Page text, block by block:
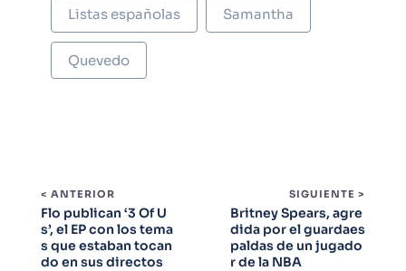
Listas españolas Samantha
Quevedo
< ANTERIOR
Flo publican ‘3 Of U
s’, el EP con los tema
s que estaban tocan
do en sus directos
SIGUIENTE >
Britney Spears, agre
dida por el guardaes
paldas de un jugado
r de la NBA